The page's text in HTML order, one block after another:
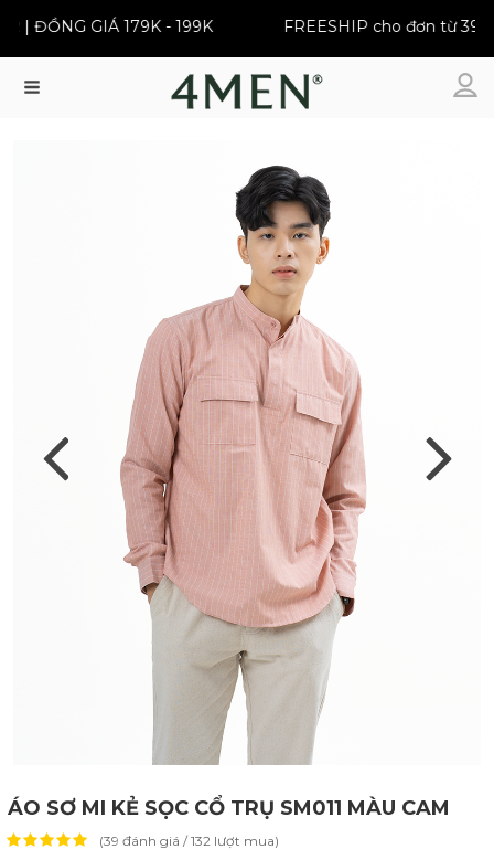
ĐỒNG GIÁ 179K - 199K FREESHIP cho đơn từ 399K
ÁO SƠ MI KẺ SỌC CỔ TRỤ SM011 MÀU CAM
(39 đánh giá / 132 lượt mua)